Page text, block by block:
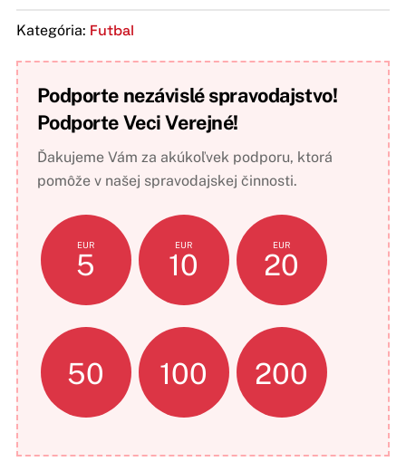
Kategória: Futbal
Podporte nezávislé spravodajstvo!
Podporte Veci Verejné!
Ďakujeme Vám za akúkoľvek podporu, ktorá
pomôže v našej spravodajskej činnosti.
EUR
5
EUR
10
EUR
20
50 100 200